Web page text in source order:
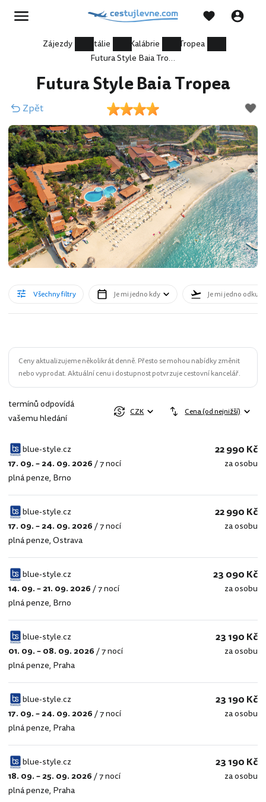
Zájezdy Itálie Kalábrie
Tropea
Futura Style Baia Tropea
Futura Style Baia Tropea
Zpět
Všechny filtry Je mi jedno kdy Je mi jedno odkud
Ceny aktualizujeme několikrát denně. Přesto se mohou nabídky změnit
nebo vyprodat. Aktuální cenu i dostupnost potvrzuje cestovní kancelář.
termínů odpovídá
vašemu hledání
CZK Cena (od nejnižší)
blue-
style.cz
blue-style.cz
17. 09. – 24. 09. 2026/7 nocí
plná penze, Brno
22 990 Kč
za osobu
blue-
style.cz
blue-style.cz
17. 09. – 24. 09. 2026/7 nocí
plná penze,Ostrava
22 990 Kč
za osobu
blue-
style.cz
blue-style.cz
14. 09. – 21. 09. 2026/7 nocí
plná penze, Brno
23 090 Kč
za osobu
blue-
style.cz
blue-style.cz
01. 09. – 08. 09. 2026/7 nocí
plná penze, Praha
23 190 Kč
za osobu
blue-
style.cz
blue-style.cz
17. 09. – 24. 09. 2026/7 nocí
plná penze, Praha
23 190 Kč
za osobu
blue-
style.cz
blue-style.cz
18. 09. – 25. 09. 2026/7 nocí
plná penze, Praha
23 190 Kč
za osobu